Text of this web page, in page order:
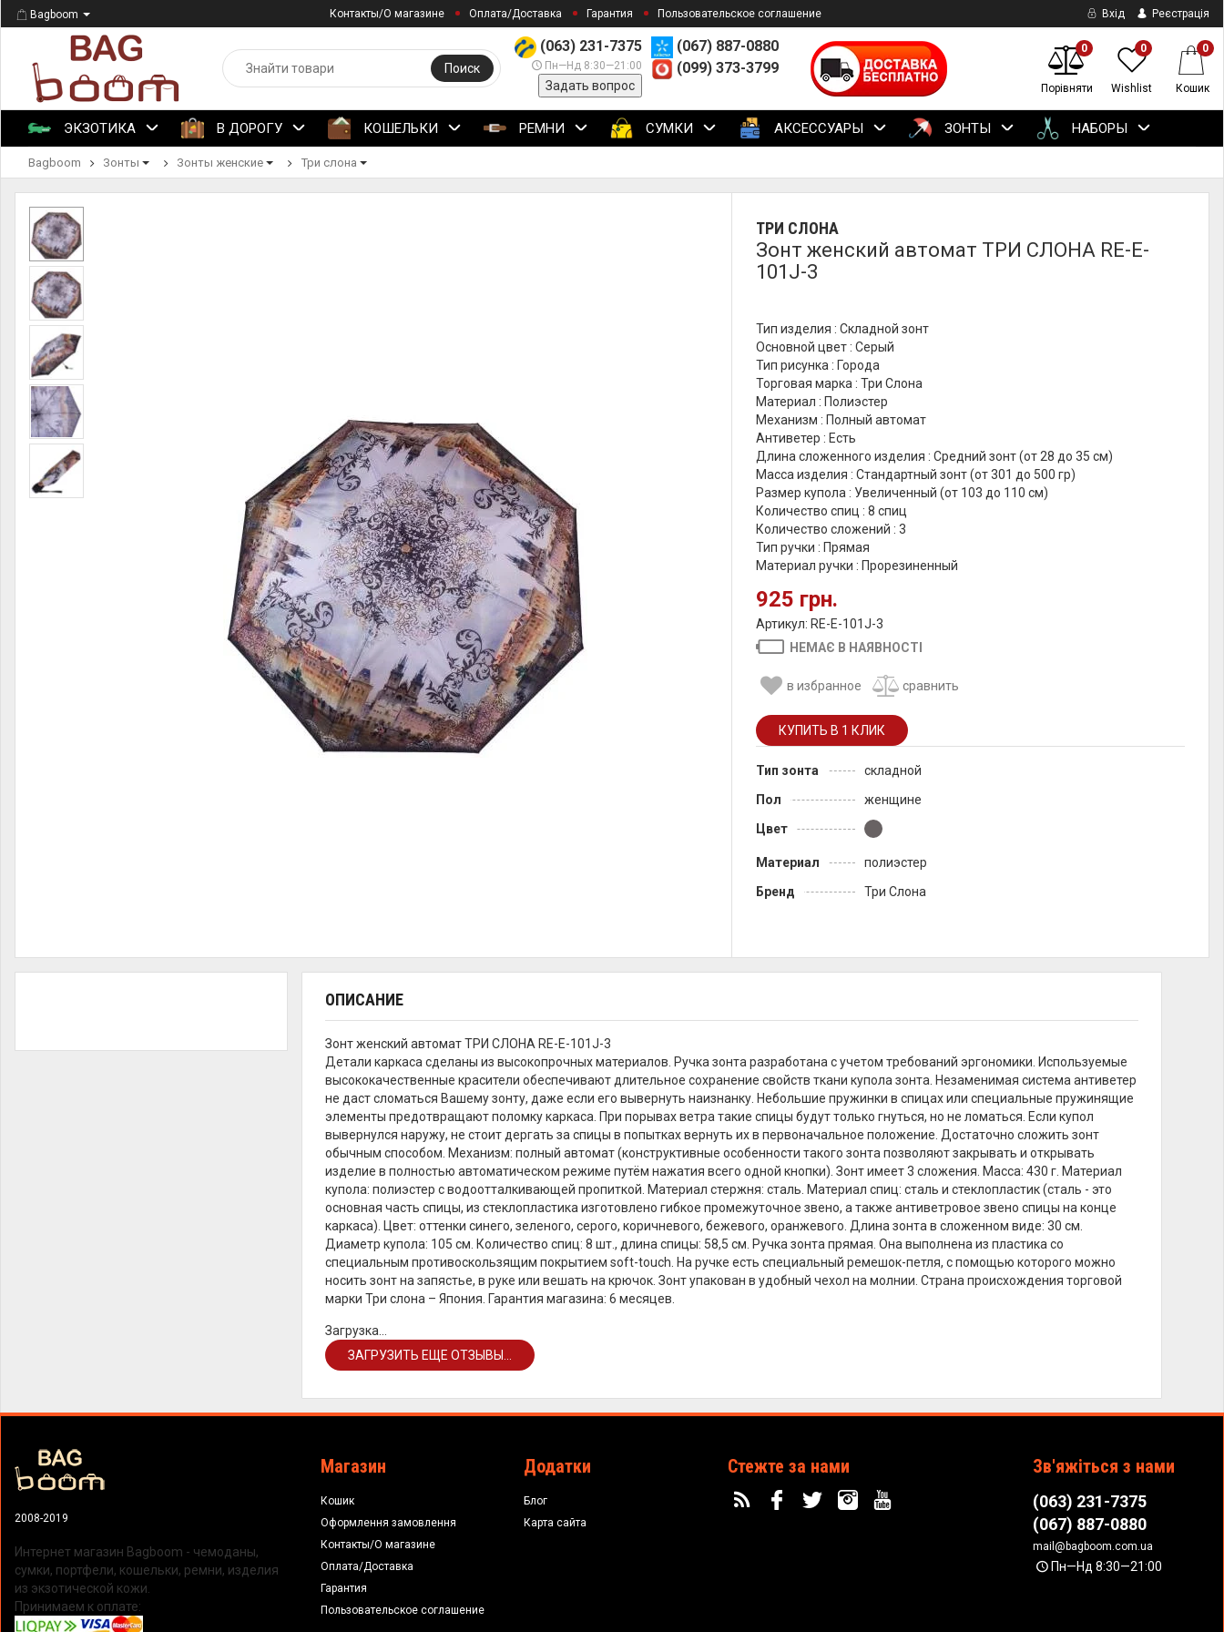
Bagboom Контакты/О магазине Оплата/Доставка Гарантия Пользовательское соглашение Вхід Реєстрація
(063) 231-7375
Пн—Нд 8:30—21:00
Задать вопрос
(067) 887-0880
(099) 373-3799
Поиск
0
Порівняти
0
Wishlist
0
Кошик
ЭКЗОТИКА В ДОРОГУ КОШЕЛЬКИ РЕМНИ СУМКИ АКСЕССУАРЫ ЗОНТЫ НАБОРЫ
Bagboom Зонты Зонты женские Три слона
ТРИ СЛОНА
Зонт женский автомат ТРИ СЛОНА RE-E-
101J-3
Тип изделия : Складной зонт
Основной цвет : Серый
Тип рисунка : Города
Торговая марка : Три Слона
Материал : Полиэстер
Механизм : Полный автомат
Антиветер : Есть
Длина сложенного изделия : Средний зонт (от 28 до 35 см)
Масса изделия : Стандартный зонт (от 301 до 500 гр)
Размер купола : Увеличенный (от 103 до 110 см)
Количество спиц : 8 спиц
Количество сложений : 3
Тип ручки : Прямая
Материал ручки : Прорезиненный
925 грн.
Артикул: RE-E-101J-3
НЕМАЄ В НАЯВНОСТІ
в избранное сравнить
Тип зонта
складной
Пол
женщине
Цвет
Материал
полиэстер
Бренд
Три Слона
ОПИСАНИЕ
Зонт женский автомат ТРИ СЛОНА RE-E-101J-3
Детали каркаса сделаны из высокопрочных материалов. Ручка зонта разработана с учетом требований эргономики. Используемые
высококачественные красители обеспечивают длительное сохранение свойств ткани купола зонта. Незаменимая система антиветер
не даст сломаться Вашему зонту, даже если его вывернуть наизнанку. Небольшие пружинки в спицах или специальные пружинящие
элементы предотвращают поломку каркаса. При порывах ветра такие спицы будут только гнуться, но не ломаться. Если купол
вывернулся наружу, не стоит дергать за спицы в попытках вернуть их в первоначальное положение. Достаточно сложить зонт
обычным способом. Механизм: полный автомат (конструктивные особенности такого зонта позволяют закрывать и открывать
изделие в полностью автоматическом режиме путём нажатия всего одной кнопки). Зонт имеет 3 сложения. Масса: 430 г. Материал
купола: полиэстер с водоотталкивающей пропиткой. Материал стержня: сталь. Материал спиц: сталь и стеклопластик (сталь - это
основная часть спицы, из стеклопластика изготовлено гибкое промежуточное звено, а также антиветровое звено спицы на конце
каркаса). Цвет: оттенки синего, зеленого, серого, коричневого, бежевого, оранжевого. Длина зонта в сложенном виде: 30 см.
Диаметр купола: 105 см. Количество спиц: 8 шт., длина спицы: 58,5 см. Ручка зонта прямая. Она выполнена из пластика со
специальным противоскользящим покрытием soft-touch. На ручке есть специальный ремешок-петля, с помощью которого можно
носить зонт на запястье, в руке или вешать на крючок. Зонт упакован в удобный чехол на молнии. Страна происхождения торговой
марки Три слона – Япония. Гарантия магазина: 6 месяцев.
Загрузка...
ЗАГРУЗИТЬ ЕЩЕ ОТЗЫВЫ...
2008-2019
Интернет магазин Bagboom - чемоданы,
сумки, портфели, кошельки, ремни, изделия
из экзотической кожи.
Принимаем к оплате:
Магазин
Кошик
Оформлення замовлення
Контакты/О магазине
Оплата/Доставка
Гарантия
Пользовательское соглашение
Додатки
Блог
Карта сайта
Стежте за нами Зв'яжіться з нами
(063) 231-7375
(067) 887-0880
mail@bagboom.com.ua
Пн—Нд 8:30—21:00